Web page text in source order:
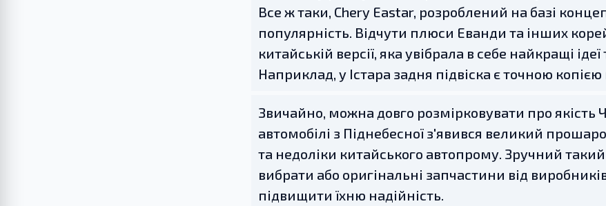
Все ж таки, Chery Eastar, розроблений на базі
популярність. Відчути плюси Еванди та інших
китайській версії, яка увібрала в себе найкращі
Наприклад, у Істара задня підвіска є точною копією
Звичайно, можна довго розмірковувати про якість
автомобілі з Піднебесної з'явився великий
та недоліки китайського автопрому. Зручний
вибрати або оригінальні запчастини від
підвищити їхню надійність.